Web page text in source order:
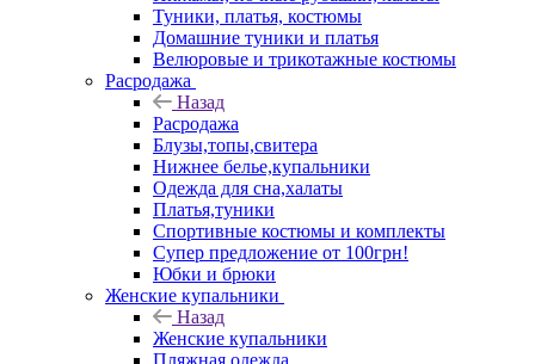
Туники, платья, костюмы
Домашние туники и платья
Велюровые и трикотажные костюмы
Расродажа
Назад
Расродажа
Блузы,топы,свитера
Нижнее белье,купальники
Одежда для сна,халаты
Платья,туники
Спортивные костюмы и комплекты
Супер предложение от 100грн!
Юбки и брюки
Женские купальники
Назад
Женские купальники
Пляжная одежда